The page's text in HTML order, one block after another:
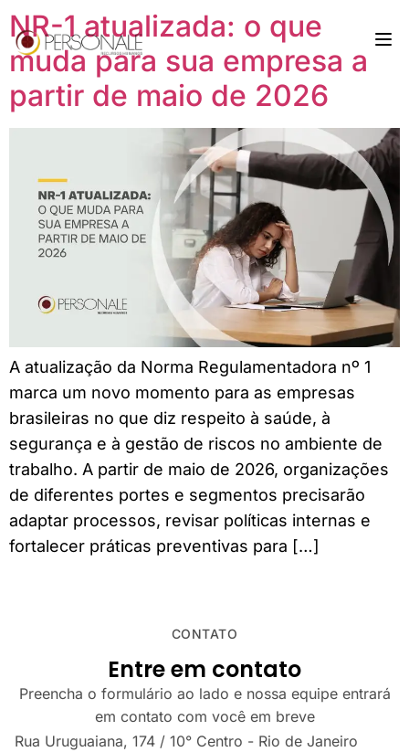
NR-1 atualizada: o que
muda para sua empresa a
partir de maio de 2026
A atualização da Norma Regulamentadora nº 1
marca um novo momento para as empresas
brasileiras no que diz respeito à saúde, à
segurança e à gestão de riscos no ambiente de
trabalho. A partir de maio de 2026, organizações
de diferentes portes e segmentos precisarão
adaptar processos, revisar políticas internas e
fortalecer práticas preventivas para […]
CONTATO
Entre em contato
Preencha o formulário ao lado e nossa equipe entrará
em contato com você em breve
Rua Uruguaiana, 174 / 10° Centro - Rio de Janeiro